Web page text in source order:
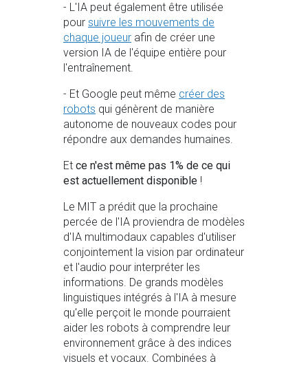
- L'IA peut également être utilisée
pour suivre les mouvements de
chaque joueur afin de créer une
version IA de l'équipe entière pour
l'entraînement.
- Et Google peut même créer des
robots qui génèrent de manière
autonome de nouveaux codes pour
répondre aux demandes humaines.
Et ce n'est même pas 1% de ce qui
est actuellement disponible !
Le MIT a prédit que la prochaine
percée de l'IA proviendra de modèles
d'IA multimodaux capables d'utiliser
conjointement la vision par ordinateur
et l'audio pour interpréter les
informations. De grands modèles
linguistiques intégrés à l'IA à mesure
qu'elle perçoit le monde pourraient
aider les robots à comprendre leur
environnement grâce à des indices
visuels et vocaux. Combinées à